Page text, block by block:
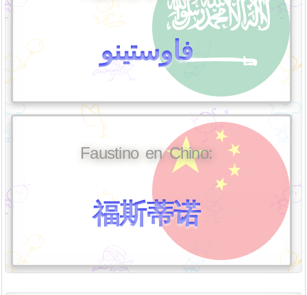
فاوستينو
Faustino en Chino:
福斯蒂诺